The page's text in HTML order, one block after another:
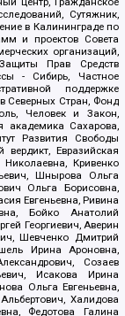
Сутяжник,
в Калининграде по
и проектов Совета
организаций,
Прав Средств
- Сибирь, Частное
поддержке
Северных Стран, Фонд
Человек и Закон,
академика Сахарова,
Развития Свободы
Евразийская
Кривенко
Шнырова Ольга
Ольга Борисовна,
Евгеньевна, Ривина
Бойко Анатолий
Георгиевич, Аверин
Шевченко Дмитрий
Ирина Ароновна,
Созаев
Исакова Ирина
Ольга Евгеньевна,
Халидова
Федотова Галина